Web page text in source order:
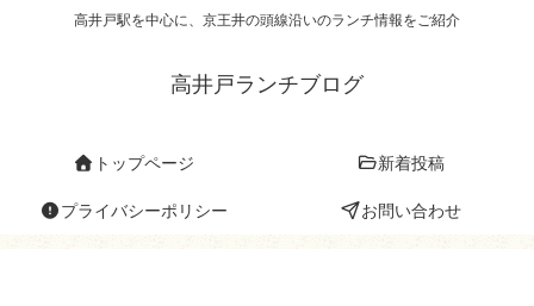
高井戸駅を中心に、京王井の頭線沿いのランチ情報をご紹介
高井戸ランチブログ
トップページ 新着投稿
プライバシーポリシー お問い合わせ